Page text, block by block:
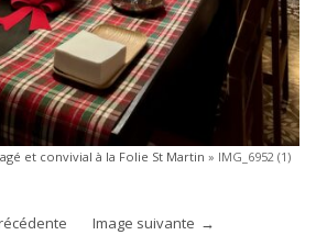
et convivial à la Folie St Martin » IMG_6952 (1)
Image suivante